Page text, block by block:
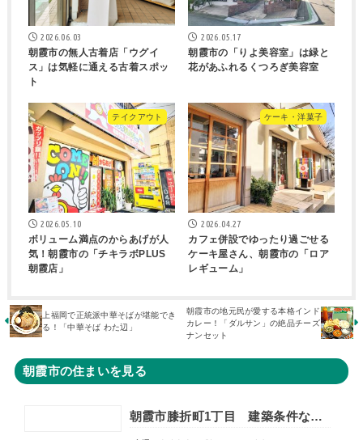
2026.06.03
朝霞市の無人古着店「ウグイ
ス」は気軽に通える古着スポッ
ト
2026.05.17
朝霞市の「りよ美容室」は緑と
花があふれるくつろぎ美容室
テイクアウト
2026.05.10
ボリューム満点のからあげが人
気！朝霞市の「チキラボPLUS
朝霞店」
ケーキ・洋菓子
2026.04.27
カフェ併設でゆったり過ごせる
ケーキ屋さん、朝霞市の「ロア
レギューム」
上福岡で正統派中華そばが堪能でき
る！「中華そば わた辺」
朝霞市の地元民が愛する本格インド
カレー！「ダルサン」の絶品チーズ
ナンセット
朝霞市の住まいを見る
朝霞市膝折町1丁目 建築条件なし売地 全1区画